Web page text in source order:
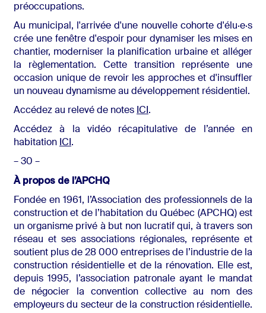
préoccupations.
Au municipal, l'arrivée d'une nouvelle cohorte d'élu·e·s
crée une fenêtre d'espoir pour dynamiser les mises en
chantier, moderniser la planification urbaine et alléger
la règlementation. Cette transition représente une
occasion unique de revoir les approches et d'insuffler
un nouveau dynamisme au développement résidentiel.
Accédez au relevé de notes ICI.
Accédez à la vidéo récapitulative de l’année en
habitation ICI.
– 30 –
À propos de l’APCHQ
Fondée en 1961, l’Association des professionnels de la
construction et de l’habitation du Québec (APCHQ) est
un organisme privé à but non lucratif qui, à travers son
réseau et ses associations régionales, représente et
soutient plus de 28 000 entreprises de l’industrie de la
construction résidentielle et de la rénovation. Elle est,
depuis 1995, l’association patronale ayant le mandat
de négocier la convention collective au nom des
employeurs du secteur de la construction résidentielle.